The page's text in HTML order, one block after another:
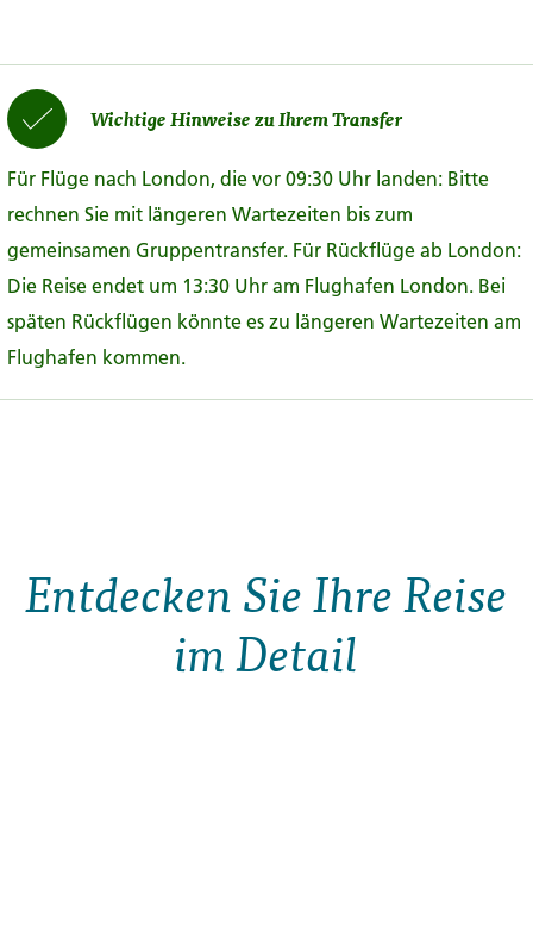
Wichtige Hinweise zu Ihrem Transfer
Für Flüge nach London, die vor 09:30 Uhr landen: Bitte
rechnen Sie mit längeren Wartezeiten bis zum
gemeinsamen Gruppentransfer. Für Rückflüge ab London:
Die Reise endet um 13:30 Uhr am Flughafen London. Bei
späten Rückflügen könnte es zu längeren Wartezeiten am
Flughafen kommen.
Entdecken Sie Ihre Reise
im Detail